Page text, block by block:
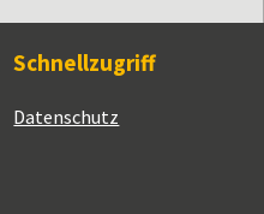
Schnellzugriff
Datenschutz